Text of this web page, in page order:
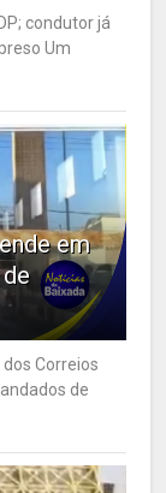
condutor já
Um
em
Correios
de